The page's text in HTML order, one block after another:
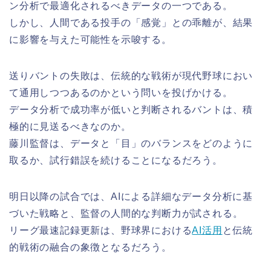
ン分析で最適化されるべきデータの一つである。
しかし、人間である投手の「感覚」との乖離が、結果
に影響を与えた可能性を示唆する。
送りバントの失敗は、伝統的な戦術が現代野球におい
て通用しつつあるのかという問いを投げかける。
データ分析で成功率が低いと判断されるバントは、積
極的に見送るべきなのか。
藤川監督は、データと「目」のバランスをどのように
取るか、試行錯誤を続けることになるだろう。
明日以降の試合では、AIによる詳細なデータ分析に基
づいた戦略と、監督の人間的な判断力が試される。
リーグ最速記録更新は、野球界におけるAI活用 と伝統
的戦術の融合の象徴となるだろう。